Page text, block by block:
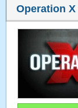
Operation X